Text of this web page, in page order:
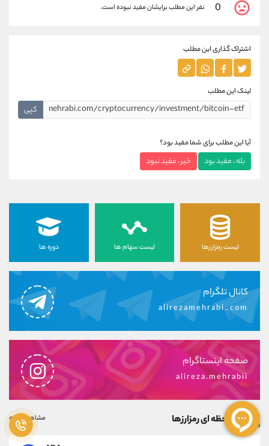
0 نفر این مطلب برایشان مفید نبوده است.
اشتراک گذاری این مطلب
لینک این مطلب
کپی
آیا این مطلب برای شما مفید بود؟
بله ، مفید بود خیر ، مفید نبود
لیست رمزارزها لیست سهام ها دوره ها
کانال تلگرام
alirezamehrabi_com
صفحه اینستاگرام
alireza.mehrabii
قیمت لحظه ای رمزارزها مشاهده همه